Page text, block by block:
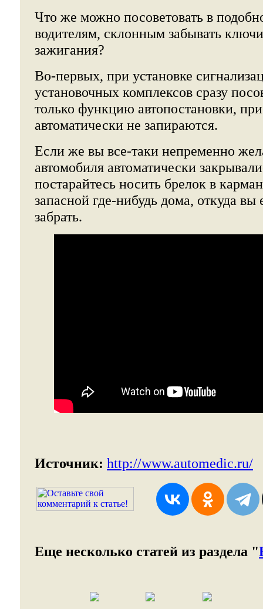
Что же можно посоветовать в
водителям, склонным забывать
зажигания?
Во-первых, при установке
установочных комплексов сразу
только функцию автопостановки,
автоматически не запираются.
Если же вы все-таки непременно
автомобиля автоматически
постарайтесь носить брелок в
запасной где-нибудь дома, откуда вы
забрать.
Источник: http://www.automedic.ru/
Еще несколько статей из раздела "